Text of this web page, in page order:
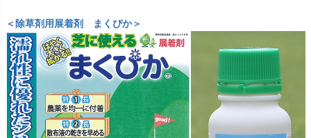
＜除草剤用展着剤 まくぴか＞